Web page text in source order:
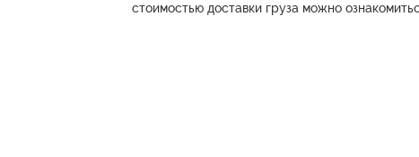
стоимостью доставки груза можно